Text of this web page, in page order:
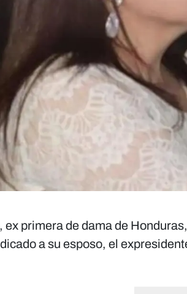
ex primera de dama de
a su esposo, el